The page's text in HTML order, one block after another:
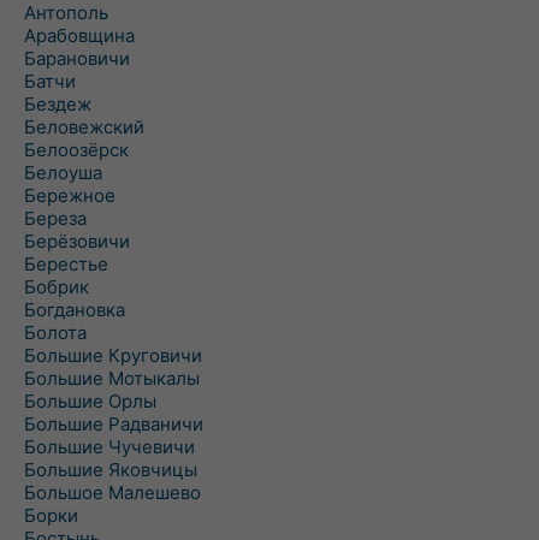
Антополь
Арабовщина
Барановичи
Батчи
Бездеж
Беловежский
Белоозёрск
Белоуша
Бережное
Береза
Берёзовичи
Берестье
Бобрик
Богдановка
Болота
Большие Круговичи
Большие Мотыкалы
Большие Орлы
Большие Радваничи
Большие Чучевичи
Большие Яковчицы
Большое Малешево
Борки